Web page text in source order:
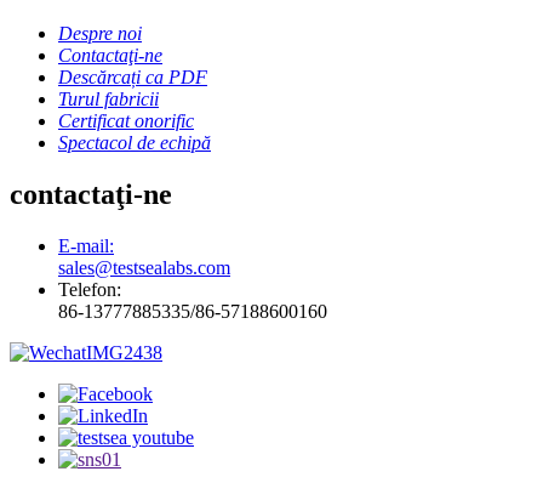
Despre noi
Contactaţi-ne
Descărcați ca PDF
Turul fabricii
Certificat onorific
Spectacol de echipă
contactaţi-ne
E-mail:
sales@testsealabs.com
Telefon:
86-13777885335/86-57188600160